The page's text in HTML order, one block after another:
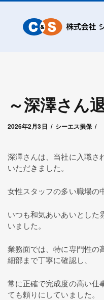
～深澤さん
2026年2月3日
2026年2月3日 シーエス損保
byシー・アンド・エス赤城
深澤さんは、当社に入職さ
いただきました。
女性スタッフの多い職場の
いつも和気あいあいとした
いました。
業務面では、特に専門性の
細部まで丁寧に確認し、
常に正確で完成度の高い仕
ても頼りにしていました。